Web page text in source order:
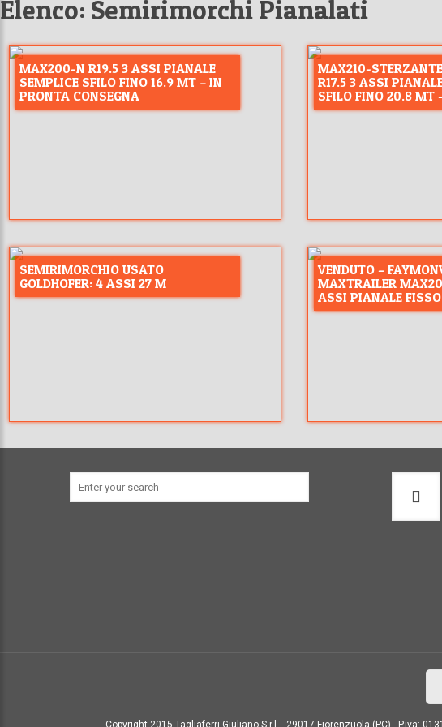
Elenco: Semirimorchi Pianalati
MAX200-N R19.5 3 ASSI PIANALE
SEMPLICE SFILO FINO 16.9 MT – IN
PRONTA CONSEGNA
MAX210-
R17.5 3 ASSI
SFILO FINO 20.8 MT
SEMIRIMORCHIO USATO
GOLDHOFER: 4 ASSI 27 M
VENDUTO –
MAXTRAILER
ASSI PIANALE FISSO
Copyright 2015 Tagliaferri Giuliano S.r.l. - 29017 Fiorenzuola (PC) - P.iva: